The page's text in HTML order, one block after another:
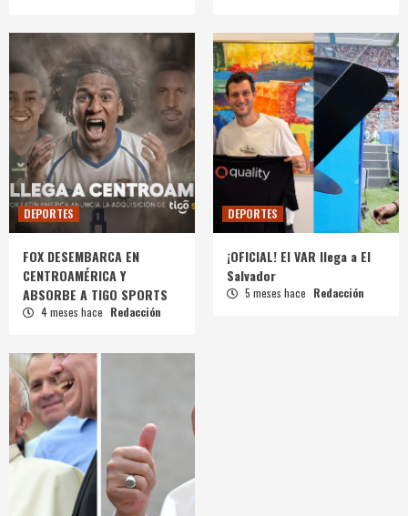
DEPORTES
FOX DESEMBARCA EN
CENTROAMÉRICA Y
ABSORBE A TIGO SPORTS
4 meses hace Redacción
DEPORTES
¡OFICIAL! El VAR llega a El
Salvador
5 meses hace Redacción